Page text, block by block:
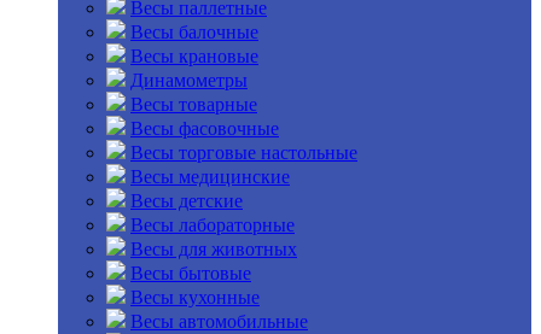
Весы паллетные
Весы балочные
Весы крановые
Динамометры
Весы товарные
Весы фасовочные
Весы торговые настольные
Весы медицинские
Весы детские
Весы лабораторные
Весы для животных
Весы бытовые
Весы кухонные
Весы автомобильные